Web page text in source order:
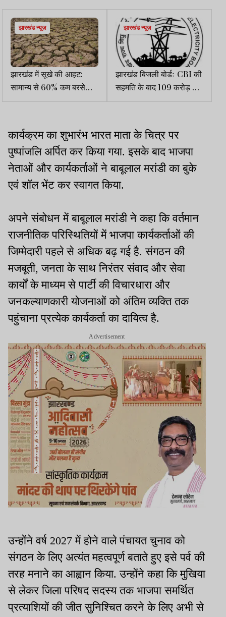
झारखंड न्यूज़
झारखंड में सूखे की आहट:
सामान्य से 60% कम बरसे
बदरा, खरीफ फसलों पर
झारखंड न्यूज़
झारखंड बिजली बोर्डः CBI की
सहमति के बाद 109 करोड़ की
निकासी के मामले की सुनवाई
कार्यक्रम का शुभारंभ भारत माता के चित्र पर
पुष्पांजलि अर्पित कर किया गया. इसके बाद भाजपा
नेताओं और कार्यकर्ताओं ने बाबूलाल मरांडी का बुके
एवं शॉल भेंट कर स्वागत किया.
अपने संबोधन में बाबूलाल मरांडी ने कहा कि वर्तमान
राजनीतिक परिस्थितियों में भाजपा कार्यकर्ताओं की
जिम्मेदारी पहले से अधिक बढ़ गई है. संगठन की
मजबूती, जनता के साथ निरंतर संवाद और सेवा
कार्यों के माध्यम से पार्टी की विचारधारा और
जनकल्याणकारी योजनाओं को अंतिम व्यक्ति तक
पहुंचाना प्रत्येक कार्यकर्ता का दायित्व है.
Advertisement
उन्होंने वर्ष 2027 में होने वाले पंचायत चुनाव को
संगठन के लिए अत्यंत महत्वपूर्ण बताते हुए इसे पर्व की
तरह मनाने का आह्वान किया. उन्होंने कहा कि मुखिया
से लेकर जिला परिषद सदस्य तक भाजपा समर्थित
प्रत्याशियों की जीत सुनिश्चित करने के लिए अभी से